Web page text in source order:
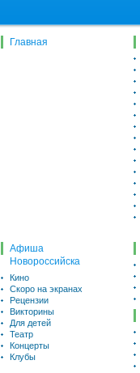
Главная
Афиша
Новороссийска
Кино
Скоро на экранах
Рецензии
Викторины
Для детей
Театр
Концерты
Клубы